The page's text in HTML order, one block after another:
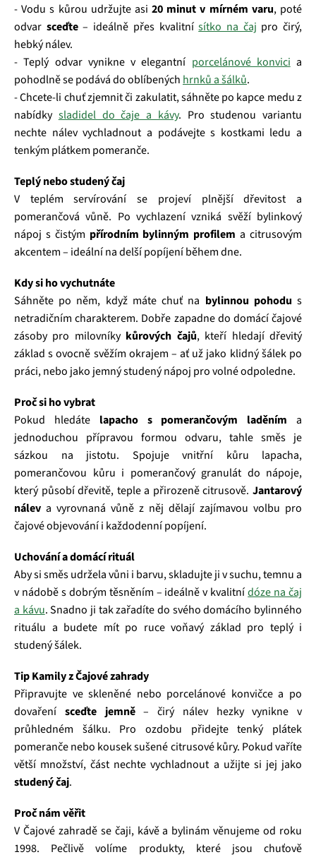
- Vodu s kůrou udržujte asi20 minut v mírném varu, poté
odvar sceďte– ideálně přes kvalitnísítko na čaj pro čirý,
hebký nálev.
- Teplý odvar vynikne v elegantní porcelánové konvici a
pohodlně se podává do oblíbených hrnků a šálků.
- Chcete-li chuť zjemnit či zakulatit, sáhněte po kapce medu z
nabídky sladidel do čaje a kávy. Pro studenou variantu
nechte nálev vychladnout a podávejte s kostkami ledu a
tenkým plátkem pomeranče.
Teplý nebo studený čaj
V teplém servírování se projeví plnější dřevitost a
pomerančová vůně. Po vychlazení vzniká svěží bylinkový
nápoj s čistým přírodním bylinným profilem a citrusovým
akcentem – ideální na delší popíjení během dne.
Kdy si ho vychutnáte
Sáhněte po něm, když máte chuť na bylinnou pohodu s
netradičním charakterem. Dobře zapadne do domácí čajové
zásoby pro milovníky kůrových čajů, kteří hledají dřevitý
základ s ovocně svěžím okrajem – ať už jako klidný šálek po
práci, nebo jako jemný studený nápoj pro volné odpoledne.
Proč si ho vybrat
Pokud hledáte lapacho s pomerančovým laděním a
jednoduchou přípravou formou odvaru, tahle směs je
sázkou na jistotu. Spojuje vnitřní kůru lapacha,
pomerančovou kůru i pomerančový granulát do nápoje,
který působí dřevitě, teple a přirozeně citrusově. Jantarový
nálev a vyrovnaná vůně z něj dělají zajímavou volbu pro
čajové objevování i každodenní popíjení.
Uchování a domácí rituál
Aby si směs udržela vůni i barvu, skladujte ji v suchu, temnu a
v nádobě s dobrým těsněním – ideálně v kvalitnídóze na čaj
a kávu. Snadno ji tak zařadíte do svého domácího bylinného
rituálu a budete mít po ruce voňavý základ pro teplý i
studený šálek.
Tip Kamily z Čajové zahrady
Připravujte ve skleněné nebo porcelánové konvičce a po
dovaření sceďte jemně– čirý nálev hezky vynikne v
průhledném šálku. Pro ozdobu přidejte tenký plátek
pomeranče nebo kousek sušené citrusové kůry. Pokud vaříte
větší množství, část nechte vychladnout a užijte si jej jako
studený čaj.
Proč nám věřit
V Čajové zahradě se čaji, kávě a bylinám věnujeme od roku
1998. Pečlivě volíme produkty, které jsou chuťově